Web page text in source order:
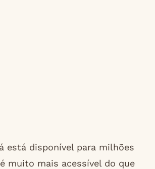
está disponível para milhões
muito mais acessível do que